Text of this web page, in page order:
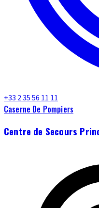
+33 2 35 56 11 11
Caserne De Pompiers
Centre de Secours